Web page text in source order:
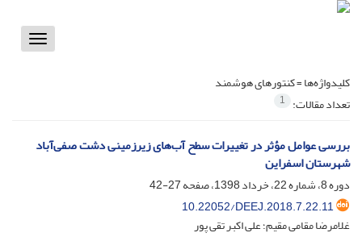
Toggle
کلیدواژه‌ها =کنتورهای هوشمند
تعداد مقالات: 1
بررسی عوامل مؤثر در تغییرات سطح آب‌های زیرزمینی دشت صفی‌آباد
شهرستان اسفراین
دوره 8، شماره 22، خرداد 1398، صفحه
27-42
10.22052/DEEJ.2018.7.22.11
غلامرضا مقامی مقیم؛ علی اکبر تقی پور